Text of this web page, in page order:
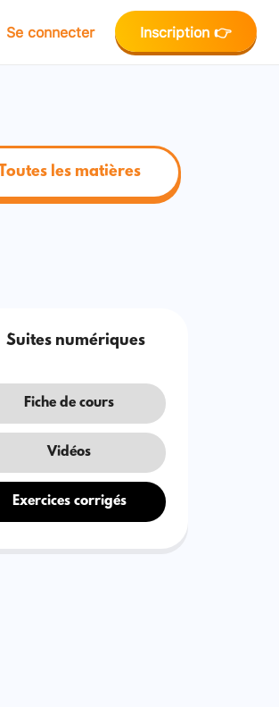
Se connecter Inscription 👉
Toutes les matières
Suites numériques
Fiche de cours
Vidéos
Exercices corrigés